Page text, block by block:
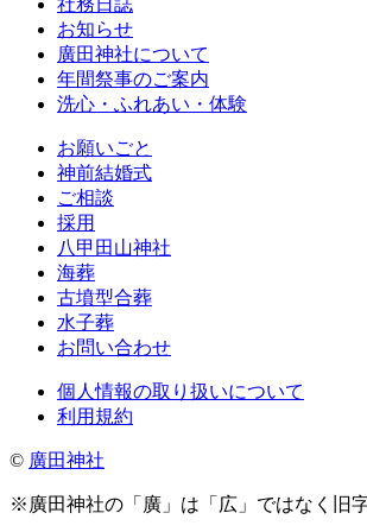
お知らせ
廣田神社について
年間祭事のご案内
洗心・ふれあい・体験
お願いごと
神前結婚式
ご相談
採用
八甲田山神社
海葬
古墳型合葬
水子葬
お問い合わせ
個人情報の取り扱いについて
利用規約
© 廣田神社
※廣田神社の「廣」は「広」ではなく旧